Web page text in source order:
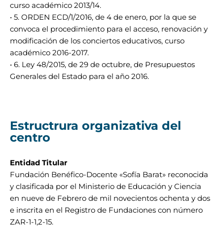
curso académico 2013/14.
• 5. ORDEN ECD/1/2016, de 4 de enero, por la que se
convoca el procedimiento para el acceso, renovación y
modificación de los conciertos educativos, curso
académico 2016-2017.
• 6. Ley 48/2015, de 29 de octubre, de Presupuestos
Generales del Estado para el año 2016.
Estructrura organizativa del
centro
Entidad Titular
Fundación Benéfico-Docente «Sofía Barat» reconocida
y clasificada por el Ministerio de Educación y Ciencia
en nueve de Febrero de mil novecientos ochenta y dos
e inscrita en el Registro de Fundaciones con número
ZAR-1-1,2-15.